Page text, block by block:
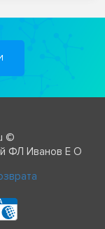
©
ФЛ Иванов Е О